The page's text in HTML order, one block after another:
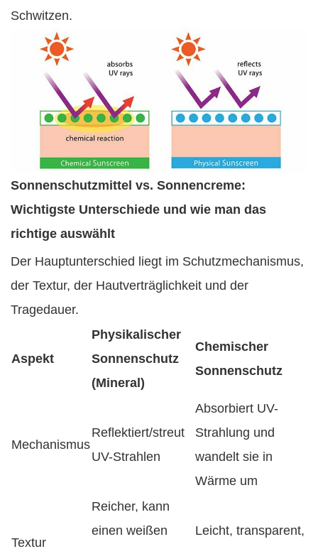
Schwitzen.
Sonnenschutzmittel vs. Sonnencreme:
Wichtigste Unterschiede und wie man das
richtige auswählt
Der Hauptunterschied liegt im Schutzmechanismus,
der Textur, der Hautverträglichkeit und der
Tragedauer.
Aspekt
Physikalischer
Sonnenschutz
(Mineral)
Chemischer
Sonnenschutz
Mechanismus
Reflektiert/streut
UV-Strahlen
Absorbiert UV-
Strahlung und
wandelt sie in
Wärme um
Textur
Reicher, kann
einen weißen
Leicht, transparent,